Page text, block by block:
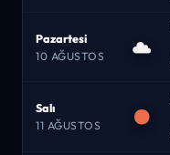
Pazartesi
10 AĞUSTOS
Salı
11 AĞUSTOS